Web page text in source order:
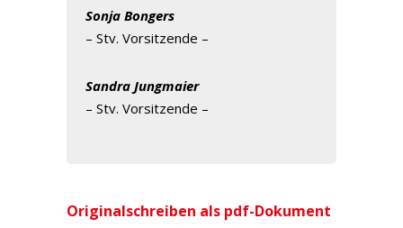
Sonja Bongers
– Stv. Vorsitzende –
Sandra Jungmaier
– Stv. Vorsitzende –
Originalschreiben als pdf-Dokument